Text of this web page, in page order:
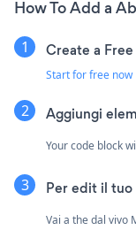
How To Add a
Create a
Start for free now
Aggiungi
Your code block
Per edit il
Vai a the dal vivo